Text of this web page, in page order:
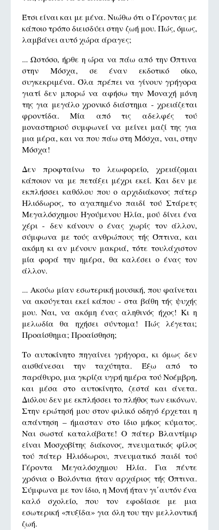
Έτσι είναι και με μένα. Νιώθω ότι ο Γέροντας με
κάποιο τρόπο διεισδύει στην ζωή μου. Πώς, όμως,
λαμβάνει αυτό χώρα άραγες;
... Ωστόσο, ήρθε η ώρα να πάω από την Όπτινα
στην Μόσχα, σε έναν εκδοτικό οίκο,
συγκεκριμένα. Όλα πρέπει να γίνουν γρήγορα
γιατί δεν μπορώ να αφήσω την Μοναχή μόνη
της για μεγάλο χρονικό διάστημα - χρειάζεται
φροντίδα. Μία από τις αδελφές τού
μοναστηριού συμφωνεί να μείνει μαζί της για
μια μέρα, και να που πάω στη Μόσχα, ναι, στην
Μόσχα!
Δεν προφταίνω το λεωφορείο, χρειάζομαι
κάποιον να με πετάξει μέχρι εκεί. Και δεν με
εκπλήσσει καθόλου που ο αρχιδιάκονος πάτερ
Ηλιόδωρος, το αγαπημένο παιδί τού Στάρετς
Μεγαλόσχημου Ηγούμενου Ηλία, μού δίνει ένα
χέρι - δεν κάνουν ο ένας χωρίς τον άλλον,
σύμφωνα με τούς ανθρώπους τής Όπτινα, και
ακόμη κι αν μένουν μακριά, τότε τουλάχιστον
μία φορά την ημέρα, θα καλέσει ο ένας τον
άλλον.
... Ακούω μίαν εσωτερική μουσική, που φαίνεται
να ακούγεται εκεί κάπου - στα βάθη τής ψυχής
μου. Ναι, να ακόμη ένας αληθινός ήχος! Κι η
μελωδία θα ηχήσει σύντομα! Πώς λέγεται;
Προαίσθημα; Προαίσθηση;
Το αυτοκίνητο πηγαίνει γρήγορα, κι όμως δεν
αισθάνεσαι την ταχύτητα. Έξω από το
παράθυρο, μια γκρίζα υγρή ημέρα τού Νοέμβρη,
και μέσα στο αυτοκίνητο, ζεστά και άνετα.
Διόλου δεν με εκπλήσσει το πλήθος των εικόνων.
Στην ερώτησή μου στον φιλικό οδηγό έρχεται η
απάντηση – ήμασταν στο ίδιο μήκος κύματος.
Ναι σωστά καταλάβατε! Ο πάτερ Βλαντίμιρ
είναι Μοσχοβίτης διάκονος, πνευματικός φίλος
τού πάτερ Ηλιόδωρου, πνευματικό παιδί τού
Γέροντα Μεγαλόσχημου Ηλία. Για πέντε
χρόνια ο Βολόντια ήταν αρχάριος τής Όπτινα.
Σύμφωνα με τον ίδιο, η Μονή ήταν γι΄αυτόν ένα
καλό σχολείο, που τον εφοδίασε με μια
εσωτερική «πυξίδα» για όλη του την μελλοντική
ζωή.